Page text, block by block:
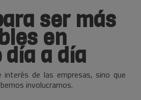
ser más
en
a día
de las empresas, sino que
involucrarnos.